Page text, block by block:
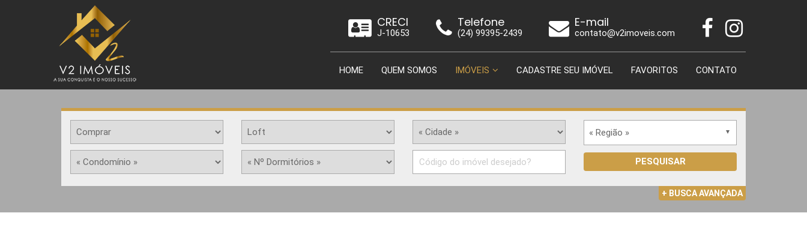
CRECI
J-10653
Telefone
(24) 99395-2439
E-mail
contato@v2imoveis.com
HOME QUEM SOMOS IMÓVEIS CADASTRE SEU IMÓVEL FAVORITOS CONTATO
« Região »
PESQUISAR
+ BUSCA AVANÇADA